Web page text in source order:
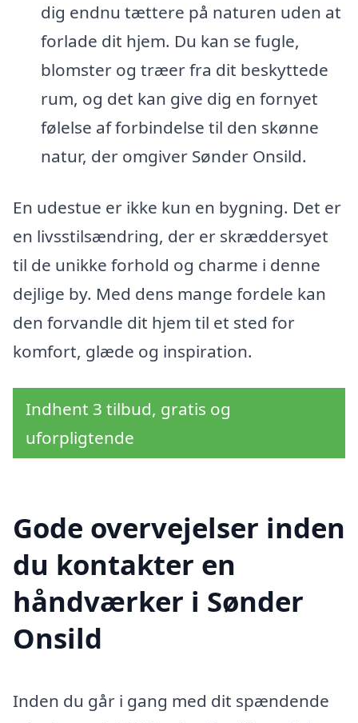
dig endnu tættere på naturen uden at
forlade dit hjem. Du kan se fugle,
blomster og træer fra dit beskyttede
rum, og det kan give dig en fornyet
følelse af forbindelse til den skønne
natur, der omgiver Sønder Onsild.
En udestue er ikke kun en bygning. Det er
en livsstilsændring, der er skræddersyet
til de unikke forhold og charme i denne
dejlige by. Med dens mange fordele kan
den forvandle dit hjem til et sted for
komfort, glæde og inspiration.
Indhent 3 tilbud, gratis og
uforpligtende
Gode overvejelser inden
du kontakter en
håndværker i Sønder
Onsild
Inden du går i gang med dit spændende